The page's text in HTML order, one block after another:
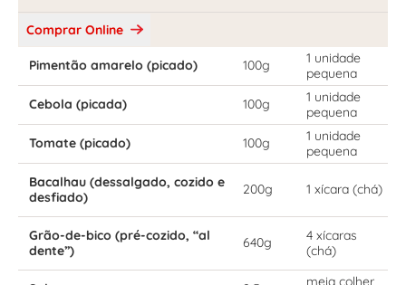
Comprar Online
Pimentão amarelo (picado) 100g
1 unidade
pequena
Cebola (picada)
100g
1 unidade
pequena
Tomate (picado)
100g
1 unidade
pequena
Bacalhau (dessalgado, cozido e
desfiado)
200g 1 xícara (chá)
Grão-de-bico (pré-cozido, “al
dente”)
640g
4 xícaras
(chá)
meia colher